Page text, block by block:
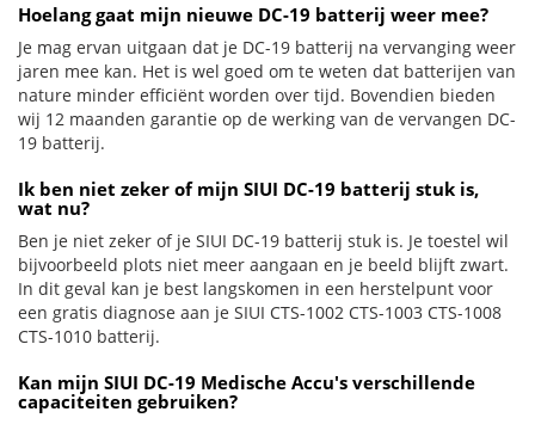
Hoelang gaat mijn nieuwe DC-19 batterij weer mee?
Je mag ervan uitgaan dat je DC-19 batterij na vervanging weer
jaren mee kan. Het is wel goed om te weten dat batterijen van
nature minder efficiënt worden over tijd. Bovendien bieden
wij 12 maanden garantie op de werking van de vervangen DC-
19 batterij.
Ik ben niet zeker of mijn SIUI DC-19 batterij stuk is,
wat nu?
Ben je niet zeker of je SIUI DC-19 batterij stuk is. Je toestel wil
bijvoorbeeld plots niet meer aangaan en je beeld blijft zwart.
In dit geval kan je best langskomen in een herstelpunt voor
een gratis diagnose aan je SIUI CTS-1002 CTS-1003 CTS-1008
CTS-1010 batterij.
Kan mijn SIUI DC-19 Medische Accu's verschillende
capaciteiten gebruiken?